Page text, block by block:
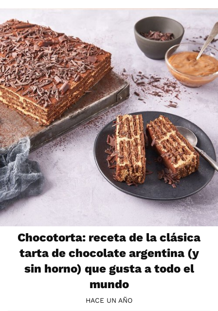
Chocotorta: receta de la clásica
tarta de chocolate argentina (y
sin horno) que gusta a todo el
mundo
HACE UN AÑO